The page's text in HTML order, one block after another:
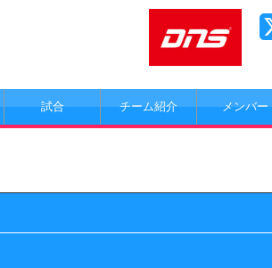
試合 チーム紹介 メンバー